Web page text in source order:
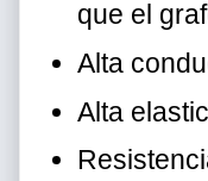
que el
Alta
Alta